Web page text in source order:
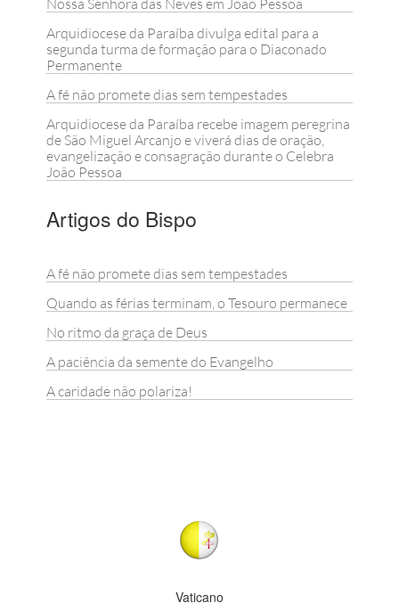
Arquidiocese da Paraíba divulga edital para a
segunda turma de formação para o Diaconado
Permanente
A fé não promete dias sem tempestades
Arquidiocese da Paraíba recebe imagem peregrina
de São Miguel Arcanjo e viverá dias de oração,
evangelização e consagração durante o Celebra
João Pessoa
Artigos do Bispo
A fé não promete dias sem tempestades
Quando as férias terminam, o Tesouro permanece
No ritmo da graça de Deus
A paciência da semente do Evangelho
A caridade não polariza!
Vaticano